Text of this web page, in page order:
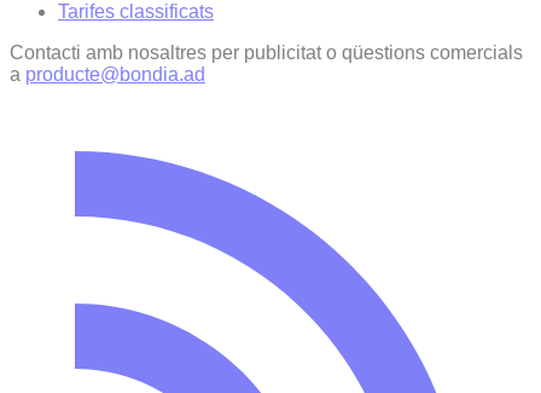
Tarifes classificats
Contacti amb nosaltres per publicitat o qüestions comercials
a producte@bondia.ad